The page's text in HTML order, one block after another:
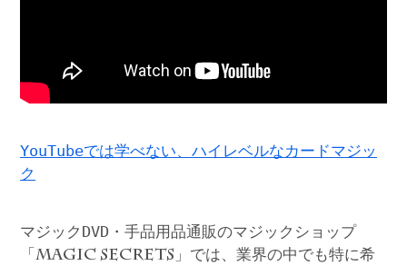
YouTubeでは学べない、ハイレベルなカードマジッ
ク
マジックDVD・手品用品通販のマジックショップ
「 MAGIC SECRETS 」では、業界の中でも特に希